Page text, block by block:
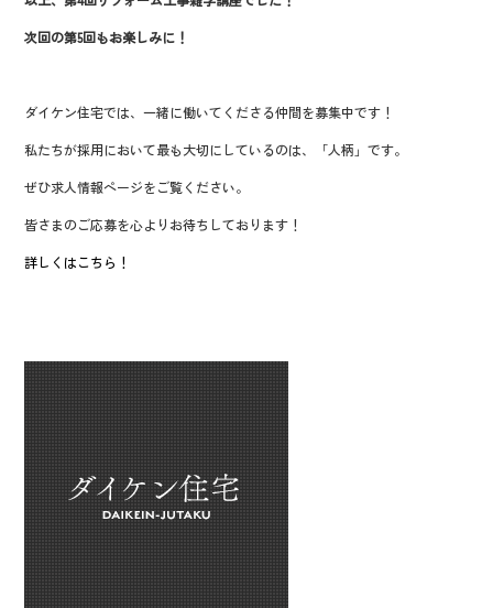
次回の第5回もお楽しみに！
ダイケン住宅では、一緒に働いてくださる仲間を募集中です！
私たちが採用において最も大切にしているのは、「人柄」です。
ぜひ求人情報ページをご覧ください。
皆さまのご応募を心よりお待ちしております！
詳しくはこちら！